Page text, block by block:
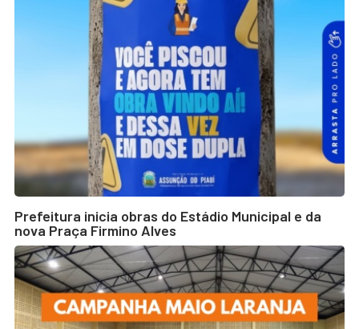
Prefeitura inicia obras do Estádio Municipal e da
nova Praça Firmino Alves